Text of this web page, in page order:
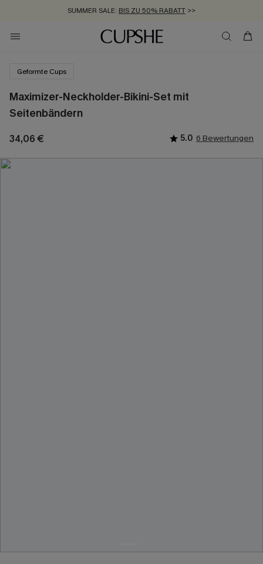
SUMMER SALE: BIS ZU 50% RABATT >>
ZUM NEWSLETTER:BIS ZU -20% EXTRA ERHALTEN
KOSTENLOSER VERSAND AB 89 €
Geformte Cups
Maximizer-Neckholder-Bikini-Set mit
Seitenbändern
34,06 € 5.0 6 Bewertungen